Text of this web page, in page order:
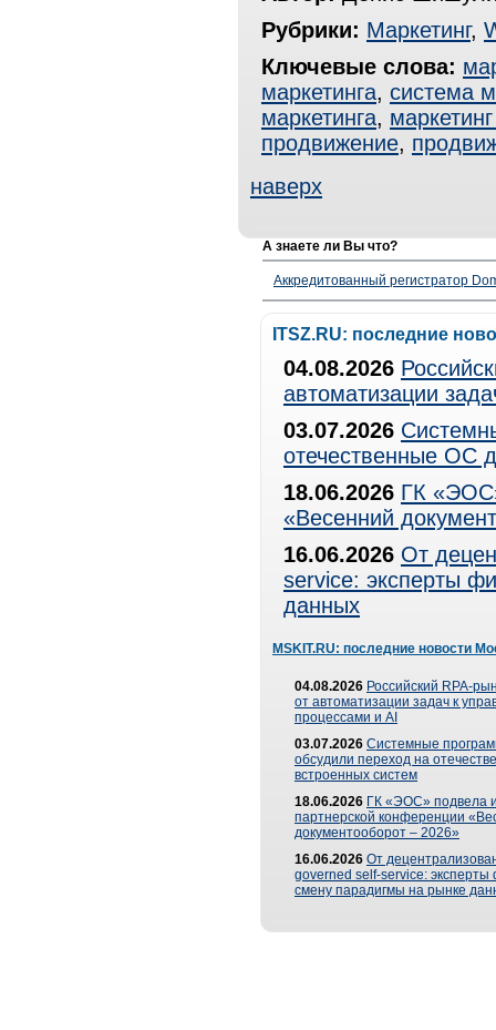
Рубрики: Маркетинг,
Ключевые слова:
маркетинга, система
маркетинга,
продвижение,
наверх
А знаете ли Вы что?
Аккредитованный регистратор
ITSZ.RU: последние
04.08.2026
автоматизации
03.07.2026
отечественные ОС
18.06.2026 ГК
«Весенний
16.06.2026 От
service: эксперты
данных
MSKIT.RU: последние новости
04.08.2026 Российский RPA-
от автоматизации задач к
процессами и AI
03.07.2026 Системные
обсудили переход на
встроенных систем
18.06.2026 ГК «ЭОС» подвела
партнерской конференции
документооборот – 2026»
16.06.2026 От
governed self-service: эксперты
смену парадигмы на рынке